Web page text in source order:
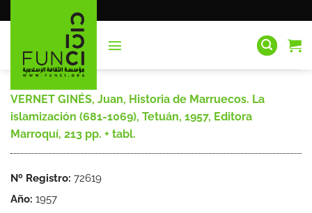
al
VERNET GINÉS, Juan, Historia de Marruecos. La
islamización (681-1069), Tetuán, 1957, Editora
Marroquí, 213 pp. + tabl.
Nº Registro: 72619
Año: 1957